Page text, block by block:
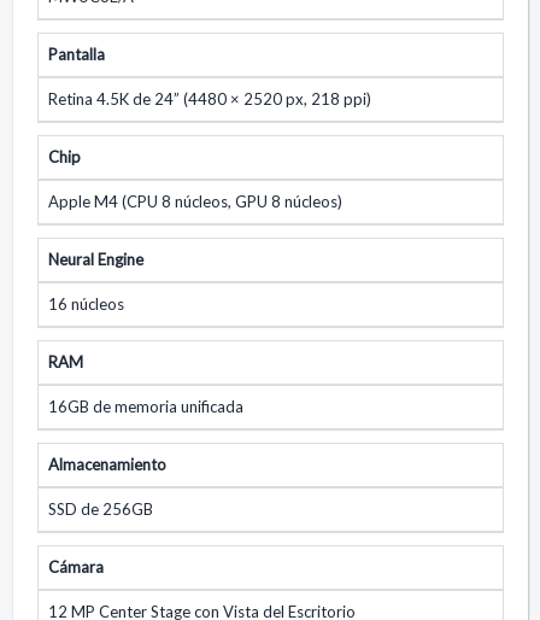
Pantalla
Retina 4.5K de 24” (4480 × 2520 px, 218 ppi)
Chip
Apple M4 (CPU 8 núcleos, GPU 8 núcleos)
Neural Engine
16 núcleos
RAM
16GB de memoria unificada
Almacenamiento
SSD de 256GB
Cámara
12 MP Center Stage con Vista del Escritorio